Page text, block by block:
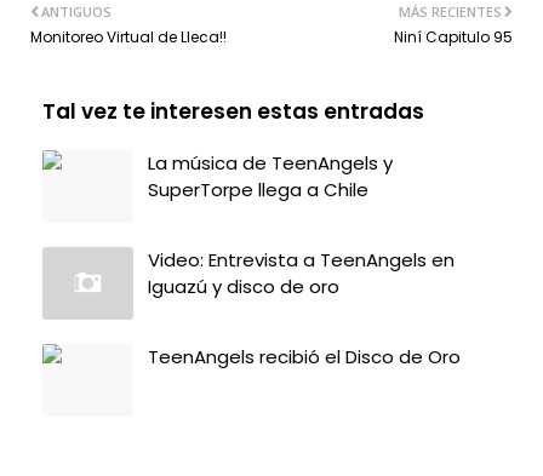
MÁS RECIENTES
Niní Capitulo 95
ANTIGUOS
Monitoreo Virtual de Lleca!!
Tal vez te interesen estas entradas
La música de TeenAngels y
SuperTorpe llega a Chile
Video: Entrevista a TeenAngels en
Iguazú y disco de oro
TeenAngels recibió el Disco de Oro